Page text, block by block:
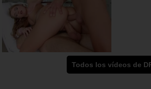
Todos los vídeos de